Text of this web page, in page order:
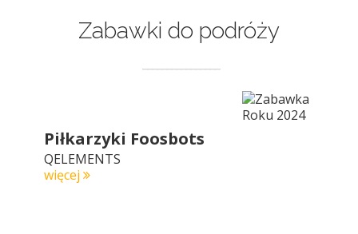
Zabawki do podróży
Piłkarzyki Foosbots
QELEMENTS
więcej